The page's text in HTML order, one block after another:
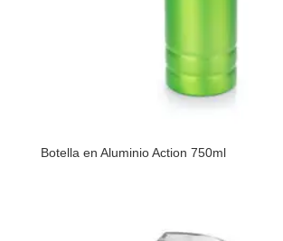
Botella en Aluminio Action 750ml